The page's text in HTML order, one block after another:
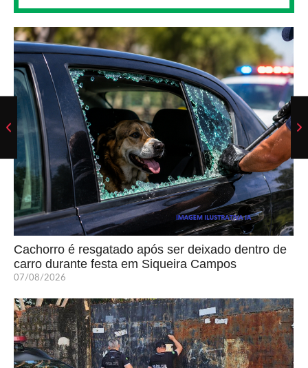
Cachorro é resgatado após ser deixado dentro de
carro durante festa em Siqueira Campos
07/08/2026